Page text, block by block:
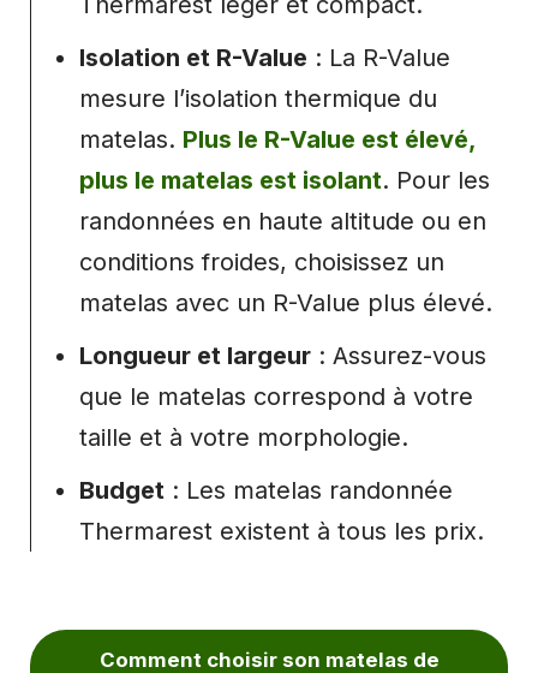
Isolation et R-Value : La R-Value
mesure l’isolation thermique du
matelas. Plus le R-Value est élevé,
plus le matelas est isolant. Pour les
randonnées en haute altitude ou en
conditions froides, choisissez un
matelas avec un R-Value plus élevé.
Longueur et largeur : Assurez-vous
que le matelas correspond à votre
taille et à votre morphologie.
Budget : Les matelas randonnée
Thermarest existent à tous les prix.
Comment choisir son matelas de